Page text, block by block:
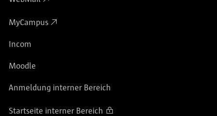
MyCampus
Incom
Moodle
Anmeldung interner Bereich
Startseite interner Bereich